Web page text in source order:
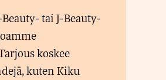
koskee
kuten Kiku